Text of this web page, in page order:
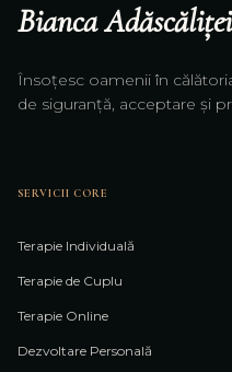
Bianca Adăscăliței
Însoțesc oamenii în
de siguranță, acceptare și
SERVICII CORE
Terapie Individuală
Terapie de Cuplu
Terapie Online
Dezvoltare Personală